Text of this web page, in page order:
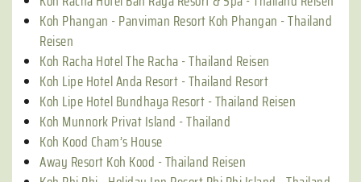
Koh Phangan - Panviman Resort Koh Phangan - Thailand
Reisen
Koh Racha Hotel The Racha - Thailand Reisen
Koh Lipe Hotel Anda Resort - Thailand Resort
Koh Lipe Hotel Bundhaya Resort - Thailand Reisen
Koh Munnork Privat Island - Thailand
Koh Kood Cham’s House
Away Resort Koh Kood - Thailand Reisen